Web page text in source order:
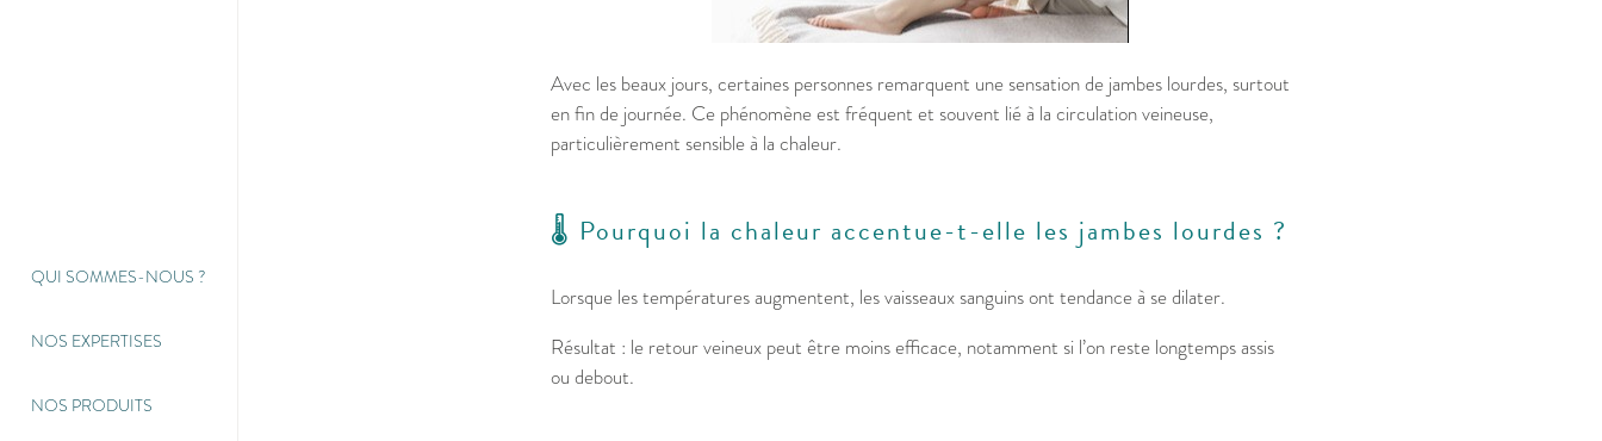
Avec les beaux jours, certaines personnes remarquent une sensation de jambes lourdes, surtout
en fin de journée. Ce phénomène est fréquent et souvent lié à la circulation veineuse,
particulièrement sensible à la chaleur.
🌡️ Pourquoi la chaleur accentue-t-elle les jambes lourdes ?
Lorsque les températures augmentent, les vaisseaux sanguins ont tendance à se dilater.
Résultat : le retour veineux peut être moins efficace, notamment si l’on reste longtemps assis
ou debout.
QUI SOMMES-NOUS ?
NOS EXPERTISES
NOS PRODUITS